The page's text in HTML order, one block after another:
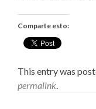
Comparte esto:
This entry was
permalink.